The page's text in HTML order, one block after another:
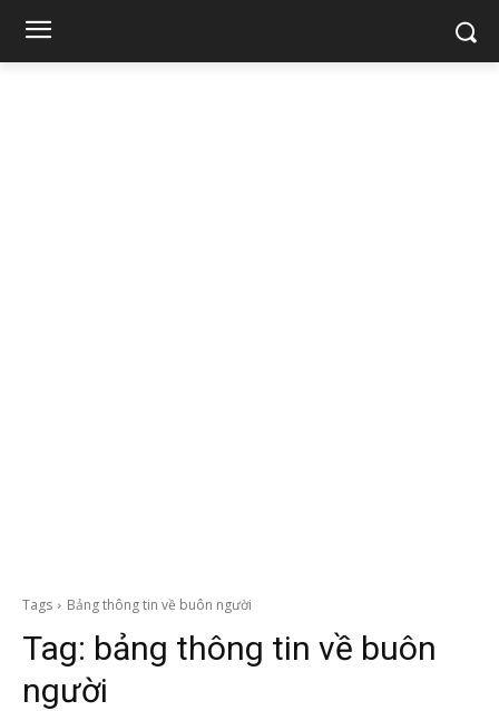
Tags Bảng thông tin về buôn người
Tag: bảng thông tin về buôn
người